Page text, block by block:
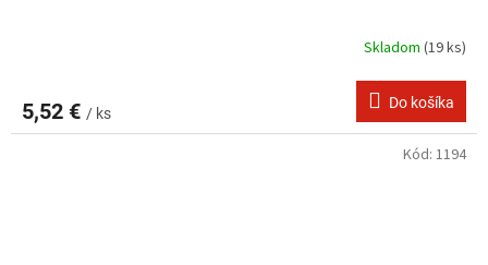
Skladom (19 ks)
5,52 € / ks
Do košíka
Kód: 1194